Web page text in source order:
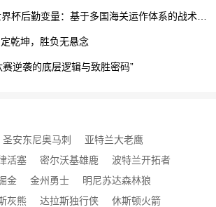
乾坤，胜负无悬念
逆袭的底层逻辑与致胜密码”
圣安东尼奥马刺
亚特兰大老鹰
活塞 密尔沃基雄鹿
波特兰开拓者
金 金州勇士
明尼苏达森林狼
灰熊 达拉斯独行侠
休斯顿火箭